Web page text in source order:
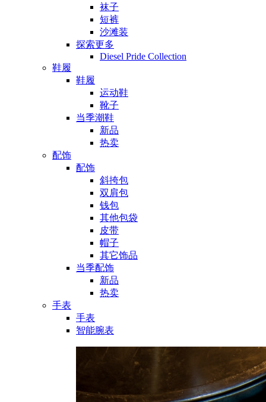
袜子
短裤
沙滩装
探索更多
Diesel Pride Collection
鞋履
鞋履
运动鞋
靴子
当季潮鞋
新品
热卖
配饰
配饰
斜挎包
双肩包
钱包
其他包袋
皮带
帽子
其它饰品
当季配饰
新品
热卖
手表
手表
智能腕表